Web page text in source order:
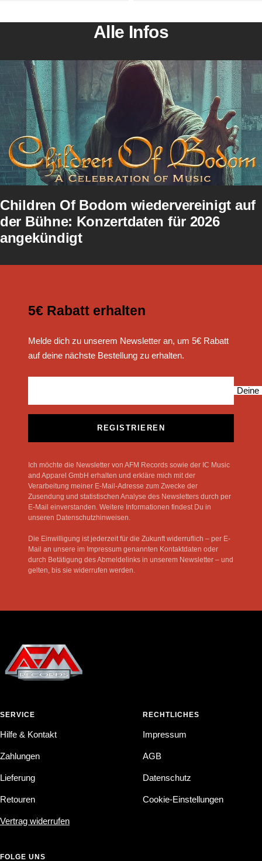
Alle Infos
Children Of Bodom wiedervereinigt auf
der Bühne: Konzertdaten für 2026
angekündigt
5€ Rabatt erhalten
Melde dich zu unserem Newsletter an, um 5€ Rabatt
auf deine nächste Bestellung zu erhalten.
Deine
REGISTRIEREN
Ich möchte die Newsletter von AFM Records sowie der IC Music
and Apparel GmbH erhalten und erkläre mich mit der
Verarbeitung meiner E-Mail-Adresse zum Zwecke der
Zusendung und statistischen Analyse des Newsletters durch per
E-Mail einverstanden. Weitere Informationen findest Du in
unseren Datenschutzhinweisen.
Die Einwilligung ist jederzeit für die Zukunft widerruflich – per E-
Mail an unsere im Impressum genannten Kontaktdaten oder
durch Betätigung des Abmeldelinks in unserem Newsletter – und
gelten, bis sie widerrufen werden.
SERVICE
Hilfe & Kontakt
Zahlungen
Lieferung
Retouren
Vertrag widerrufen
RECHTLICHES
Impressum
AGB
Datenschutz
Cookie-Einstellungen
FOLGE UNS